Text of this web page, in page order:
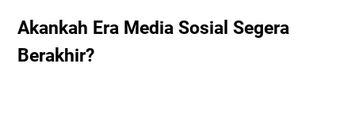
Akankah Era Media Sosial Segera
Berakhir?